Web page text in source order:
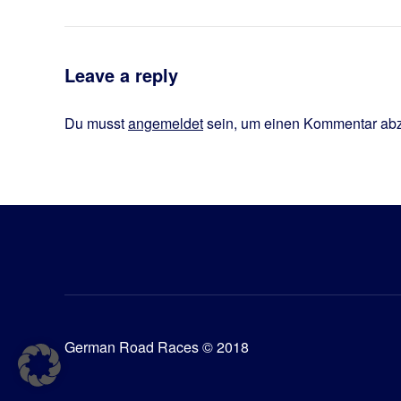
Leave a reply
Du musstangemeldetsein, um einen Kommentar
German Road Races © 2018